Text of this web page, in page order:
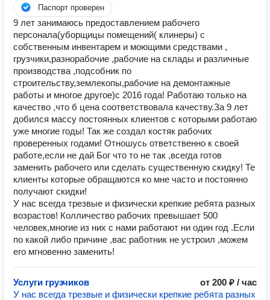
Паспорт проверен
9 лет занимаюсь предоставлением рабочего
персонала(уборщицы помещений( клинеры) с
собственным инвентарем и моющими средствами ,
грузчики,разнорабочие ,рабочие на склады и различные
производства ,подсобник по
строительству,землекопы,рабочие на демонтажные
работы и многое другое)с 2016 года! Работаю только на
качество ,что б цена соответствовала качеству.За 9 лет
добился массу постоянных клиентов с которыми работаю
уже многие годы! Так же создал костяк рабочих
проверенных годами! Отношусь ответственно к своей
работе,если не дай Бог что то не так ,всегда готов
заменить рабочего или сделать существенную скидку! Те
клиенты которые обращаются ко мне часто и постоянно
получают скидки!
У нас всегда трезвые и физически крепкие ребята разных
возрастов! Колличество рабочих превышает 500
человек,многие из них с нами работают ни один год .Если
по какой либо причине ,вас работник не устроил ,можем
его мгновенно заменить!
Услуги грузчиков
от 200 ₽ / час
У нас всегда трезвые и физически крепкие ребята разных